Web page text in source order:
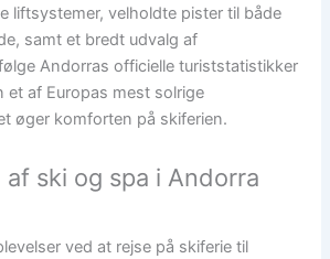
liftsystemer, velholdte pister til både
samt et bredt udvalg af
Andorras officielle turiststatistikker
et af Europas mest solrige
øger komforten på skiferien.
af ski og spa i Andorra
ved at rejse på skiferie til